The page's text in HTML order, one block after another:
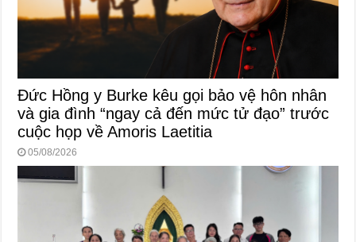
Đức Hồng y Burke kêu gọi bảo vệ hôn nhân
và gia đình “ngay cả đến mức tử đạo” trước
cuộc họp về Amoris Laetitia
05/08/2026